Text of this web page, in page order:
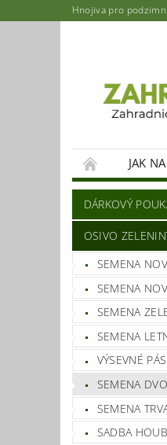
Hnojiva pro
JAK
DÁRKOVÝ
OSIVO
SEMENA
SEMENA
SEMENA
SEMENA
VÝSEVNÉ
SEMENA
SEMENA
SADBA